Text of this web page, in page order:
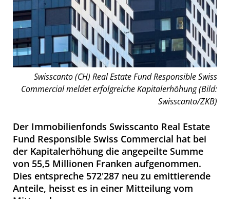
Swisscanto (CH) Real Estate Fund Responsible Swiss
Commercial meldet erfolgreiche Kapitalerhöhung (Bild:
Swisscanto/ZKB)
Der Immobilienfonds Swisscanto Real Estate
Fund Responsible Swiss Commercial hat bei
der Kapitalerhöhung die angepeilte Summe
von 55,5 Millionen Franken aufgenommen.
Dies entspreche 572'287 neu zu emittierende
Anteile, heisst es in einer Mitteilung vom